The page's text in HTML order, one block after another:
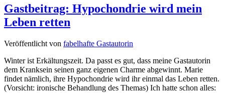
Gastbeitrag: Hypochondrie wird mein
Leben retten
Veröffentlicht von fabelhafte Gastautorin
Winter ist Erkältungszeit. Da passt es gut, dass meine Gastautorin
dem Kranksein seinen ganz eigenen Charme abgewinnt. Marie
findet nämlich, ihre Hypochondrie wird ihr einmal das Leben retten.
(Vorsicht: ironische Behandlung des Themas) Ich hatte schon alles: